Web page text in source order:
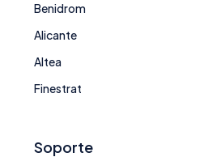
Benidrom
Alicante
Altea
Finestrat
Soporte